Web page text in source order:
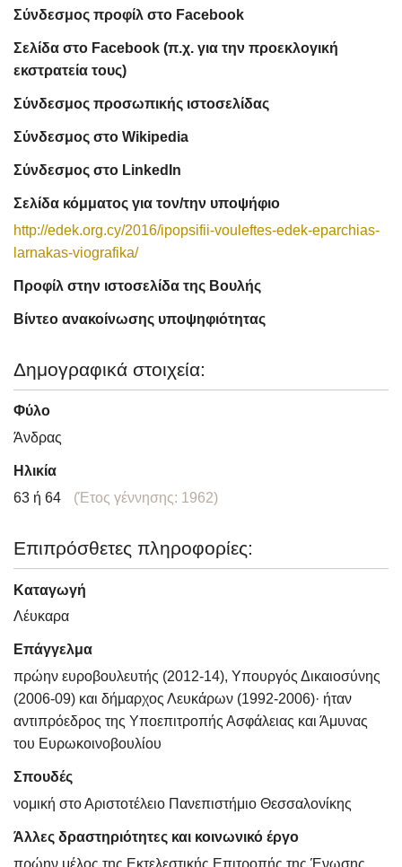
Σύνδεσμος προφίλ στο Facebook
Σελίδα στο Facebook (π.χ. για την προεκλογική
εκστρατεία τους)
Σύνδεσμος προσωπικής ιστοσελίδας
Σύνδεσμος στο Wikipedia
Σύνδεσμος στο LinkedIn
Σελίδα κόμματος για τον/την υποψήφιο
http://edek.org.cy/2016/ipopsifii-vouleftes-edek-eparchias-
larnakas-viografika/
Προφίλ στην ιστοσελίδα της Βουλής
Βίντεο ανακοίνωσης υποψηφιότητας
Δημογραφικά στοιχεία:
Φύλο
Άνδρας
Ηλικία
63 ή 64
(Έτος γέννησης: 1962)
Επιπρόσθετες πληροφορίες:
Καταγωγή
Λέυκαρα
Επάγγελμα
πρώην ευροβουλευτής (2012-14), Υπουργός Δικαιοσύνης
(2006-09) και δήμαρχος Λευκάρων (1992-2006)· ήταν
αντιπρόεδρος της Υποεπιτροπής Ασφάλειας και Άμυνας
του Ευρωκοινοβουλίου
Σπουδές
νομική στο Αριστοτέλειο Πανεπιστήμιο Θεσσαλονίκης
Άλλες δραστηριότητες και κοινωνικό έργο
πρώην μέλος της Εκτελεστικής Επιτροπής της Ένωσης